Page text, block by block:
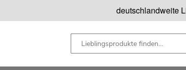
deutschlandweite